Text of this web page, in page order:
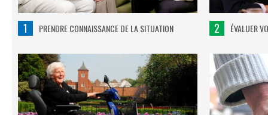
1 PRENDRE CONNAISSANCE DE LA SITUATION 2 ÉVALUER